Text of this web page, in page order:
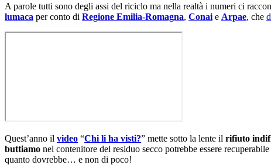
A parole tutti sono degli assi del riciclo ma nella realtà i numeri ci
lumaca per conto di Regione Emilia-Romagna, Conai e Arpae, che
Quest’anno il video “Chi li ha visti?” mette sotto la lente il rifiuto
buttiamo nel contenitore del residuo secco potrebbe essere
quanto dovrebbe… e non di poco!